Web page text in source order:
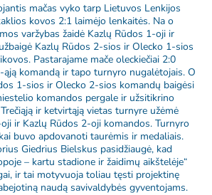
mačas vyko tarp Lietuvos Lenkijos
kovos 2:1 laimėjo lenkaitės. Na o
varžybas žaidė Kazlų Rūdos 1-oji ir
Kazlų Rūdos 2-sios ir Olecko 1-sios
Pastarajame mače oleckiečiai 2:0
ąją komandą ir tapo turnyro nugalėtojais. O
1-sios ir Olecko 2-sios komandų baigėsi
komandos pergale ir užsitikrino
ir ketvirtąją vietas turnyre užėmė
ir Kazlų Rūdos 2-oji komandos. Turnyro
buvo apdovanoti taurėmis ir medaliais.
Giedrius Bielskus pasidžiaugė, kad
– kartu stadione ir žaidimų aikštelėje“
ir tai motyvuoja toliau tęsti projektinę
naudą savivaldybės gyventojams.